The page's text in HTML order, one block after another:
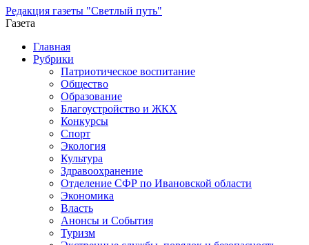
Редакция газеты "Светлый путь"
Газета
Промотать
содержимому
Главная
Рубрики
Патриотическое воспитание
Общество
Образование
Благоустройство и ЖКХ
Конкурсы
Спорт
Экология
Культура
Здравоохранение
Отделение СФР по Ивановской области
Экономика
Власть
Анонсы и События
Туризм